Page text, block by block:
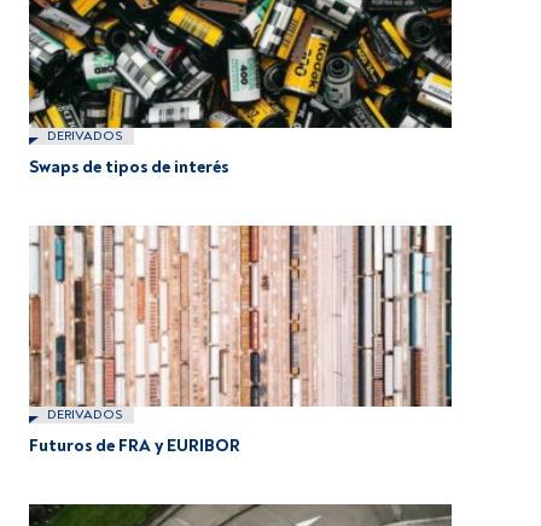
DERIVADOS
Swaps de tipos de interés
DERIVADOS
Futuros de FRA y EURIBOR